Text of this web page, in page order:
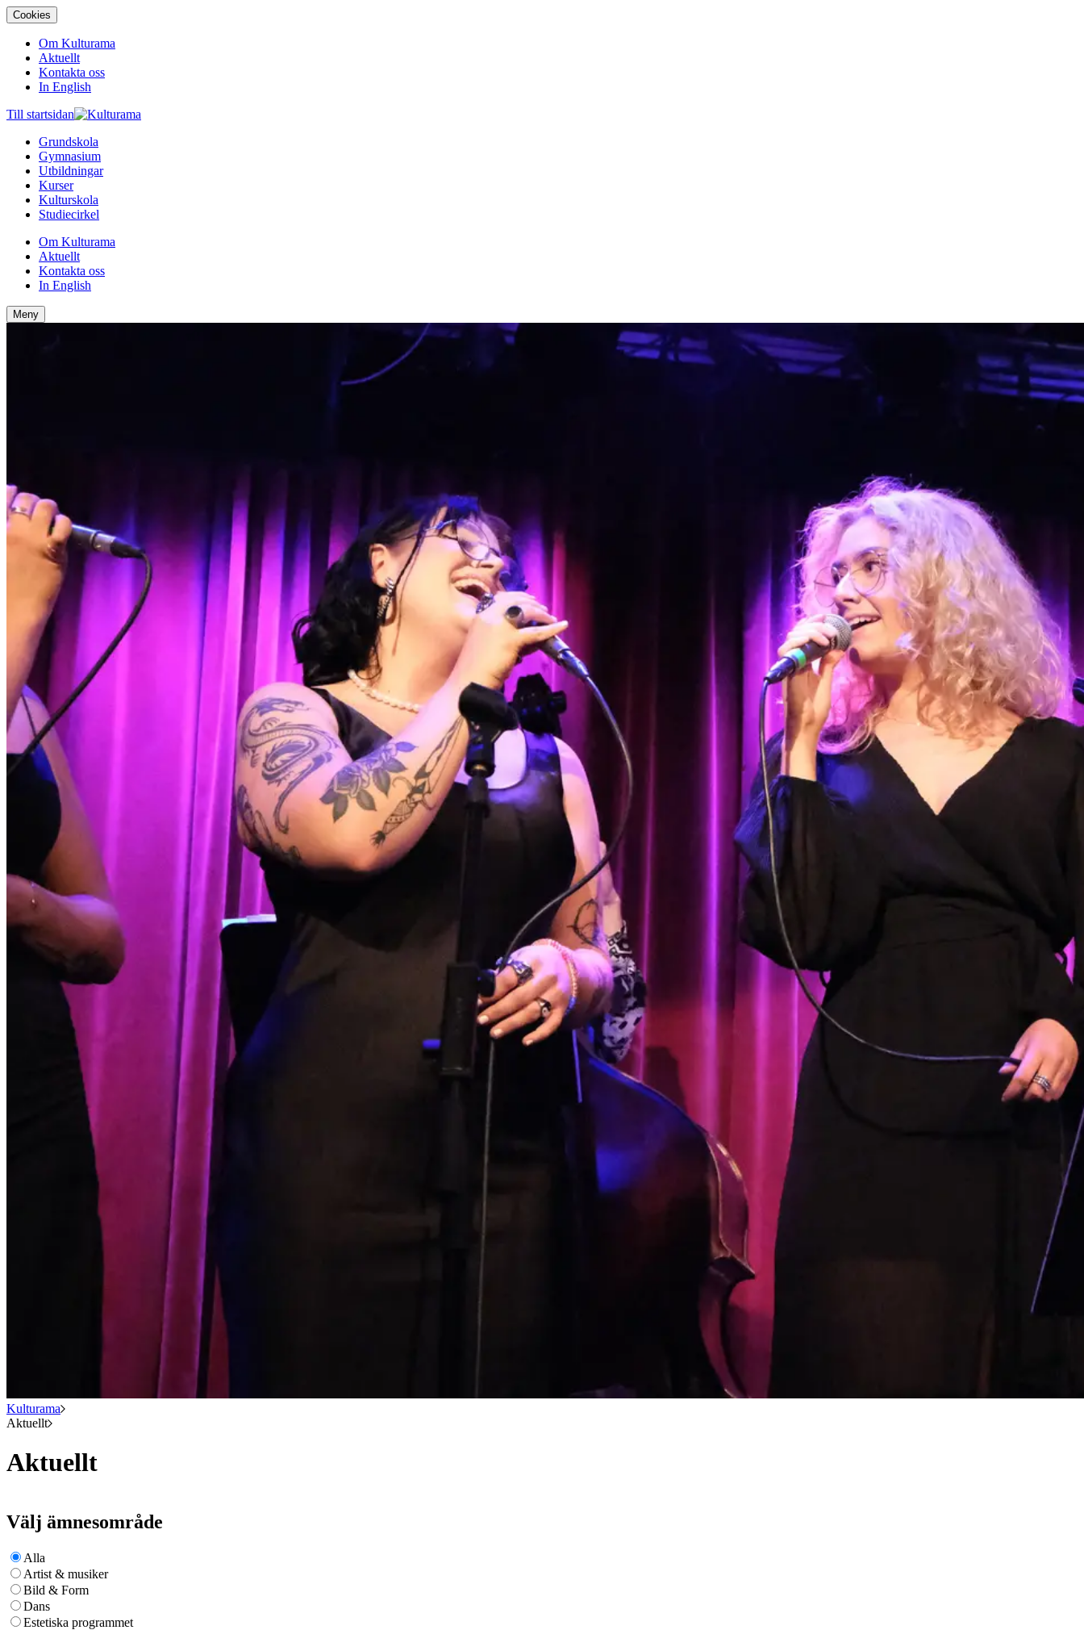
Cookies
Om Kulturama
Aktuellt
Kontakta oss
In English
Till startsidan
Grundskola
Gymnasium
Utbildningar
Kurser
Kulturskola
Studiecirkel
Om Kulturama
Aktuellt
Kontakta oss
In English
Meny
Kulturama
Aktuellt
Aktuellt
Välj ämnesområde
Alla
Artist & musiker
Bild & Form
Dans
Estetiska programmet